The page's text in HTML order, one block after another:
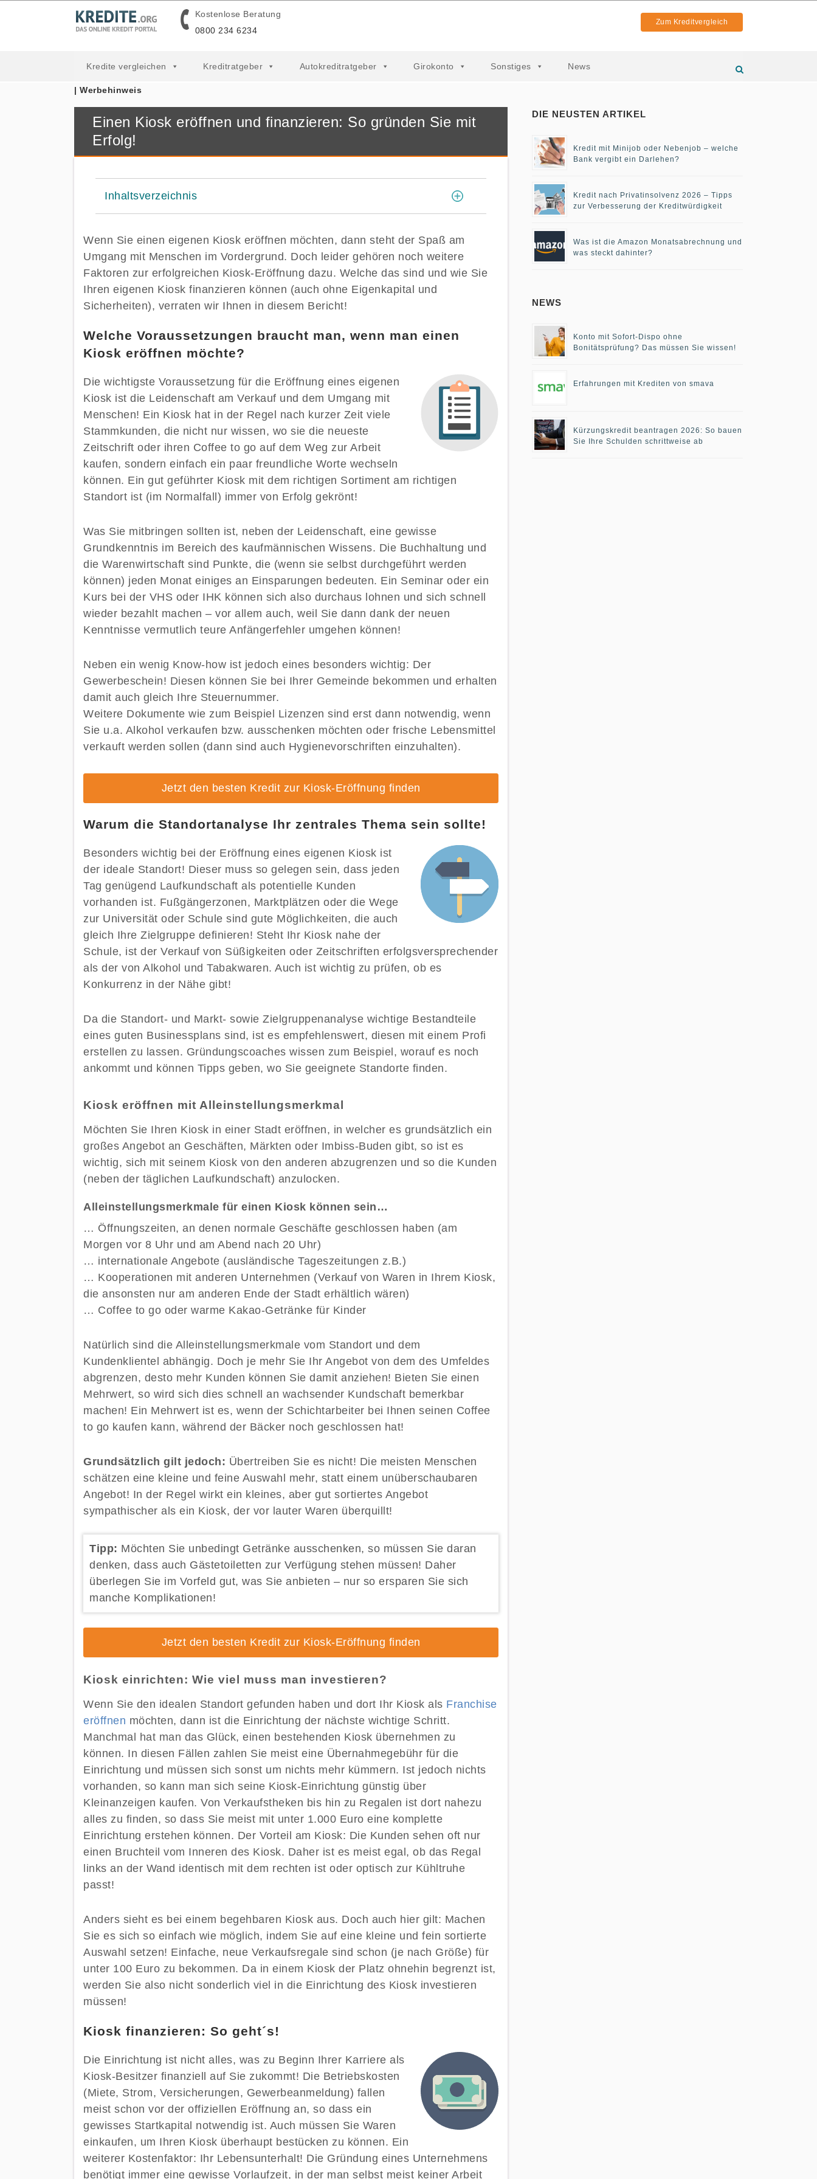
Kostenlose Beratung
0800 234 6234
Zum Kreditvergleich
Kredite vergleichen Kreditratgeber Autokreditratgeber Girokonto Sonstiges News
| Werbehinweis
Einen Kiosk eröffnen und finanzieren: So gründen Sie mit
Erfolg!
Inhaltsverzeichnis
Wenn Sie einen eigenen Kiosk eröffnen möchten, dann steht der Spaß am
Umgang mit Menschen im Vordergrund. Doch leider gehören noch weitere
Faktoren zur erfolgreichen Kiosk-Eröffnung dazu. Welche das sind und wie Sie
Ihren eigenen Kiosk finanzieren können (auch ohne Eigenkapital und
Sicherheiten), verraten wir Ihnen in diesem Bericht!
Welche Voraussetzungen braucht man, wenn man einen
Kiosk eröffnen möchte?
Die wichtigste Voraussetzung für die Eröffnung eines eigenen
Kiosk ist die Leidenschaft am Verkauf und dem Umgang mit
Menschen! Ein Kiosk hat in der Regel nach kurzer Zeit viele
Stammkunden, die nicht nur wissen, wo sie die neueste
Zeitschrift oder ihren Coffee to go auf dem Weg zur Arbeit
kaufen, sondern einfach ein paar freundliche Worte wechseln
können. Ein gut geführter Kiosk mit dem richtigen Sortiment am richtigen
Standort ist (im Normalfall) immer von Erfolg gekrönt!
Was Sie mitbringen sollten ist, neben der Leidenschaft, eine gewisse
Grundkenntnis im Bereich des kaufmännischen Wissens. Die Buchhaltung und
die Warenwirtschaft sind Punkte, die (wenn sie selbst durchgeführt werden
können) jeden Monat einiges an Einsparungen bedeuten. Ein Seminar oder ein
Kurs bei der VHS oder IHK können sich also durchaus lohnen und sich schnell
wieder bezahlt machen – vor allem auch, weil Sie dann dank der neuen
Kenntnisse vermutlich teure Anfängerfehler umgehen können!
Neben ein wenig Know-how ist jedoch eines besonders wichtig: Der
Gewerbeschein! Diesen können Sie bei Ihrer Gemeinde bekommen und erhalten
damit auch gleich Ihre Steuernummer.
Weitere Dokumente wie zum Beispiel Lizenzen sind erst dann notwendig, wenn
Sie u.a. Alkohol verkaufen bzw. ausschenken möchten oder frische Lebensmittel
verkauft werden sollen (dann sind auch Hygienevorschriften einzuhalten).
Jetzt den besten Kredit zur Kiosk-Eröffnung finden
Warum die Standortanalyse Ihr zentrales Thema sein sollte!
Besonders wichtig bei der Eröffnung eines eigenen Kiosk ist
der ideale Standort! Dieser muss so gelegen sein, dass jeden
Tag genügend Laufkundschaft als potentielle Kunden
vorhanden ist. Fußgängerzonen, Marktplätzen oder die Wege
zur Universität oder Schule sind gute Möglichkeiten, die auch
gleich Ihre Zielgruppe definieren! Steht Ihr Kiosk nahe der
Schule, ist der Verkauf von Süßigkeiten oder Zeitschriften erfolgsversprechender
als der von Alkohol und Tabakwaren. Auch ist wichtig zu prüfen, ob es
Konkurrenz in der Nähe gibt!
Da die Standort- und Markt- sowie Zielgruppenanalyse wichtige Bestandteile
eines guten Businessplans sind, ist es empfehlenswert, diesen mit einem Profi
erstellen zu lassen. Gründungscoaches wissen zum Beispiel, worauf es noch
ankommt und können Tipps geben, wo Sie geeignete Standorte finden.
Kiosk eröffnen mit Alleinstellungsmerkmal
Möchten Sie Ihren Kiosk in einer Stadt eröffnen, in welcher es grundsätzlich ein
großes Angebot an Geschäften, Märkten oder Imbiss-Buden gibt, so ist es
wichtig, sich mit seinem Kiosk von den anderen abzugrenzen und so die Kunden
(neben der täglichen Laufkundschaft) anzulocken.
Alleinstellungsmerkmale für einen Kiosk können sein…
… Öffnungszeiten, an denen normale Geschäfte geschlossen haben (am
Morgen vor 8 Uhr und am Abend nach 20 Uhr)
… internationale Angebote (ausländische Tageszeitungen z.B.)
… Kooperationen mit anderen Unternehmen (Verkauf von Waren in Ihrem Kiosk,
die ansonsten nur am anderen Ende der Stadt erhältlich wären)
… Coffee to go oder warme Kakao-Getränke für Kinder
Natürlich sind die Alleinstellungsmerkmale vom Standort und dem
Kundenklientel abhängig. Doch je mehr Sie Ihr Angebot von dem des Umfeldes
abgrenzen, desto mehr Kunden können Sie damit anziehen! Bieten Sie einen
Mehrwert, so wird sich dies schnell an wachsender Kundschaft bemerkbar
machen! Ein Mehrwert ist es, wenn der Schichtarbeiter bei Ihnen seinen Coffee
to go kaufen kann, während der Bäcker noch geschlossen hat!
Grundsätzlich gilt jedoch: Übertreiben Sie es nicht! Die meisten Menschen
schätzen eine kleine und feine Auswahl mehr, statt einem unüberschaubaren
Angebot! In der Regel wirkt ein kleines, aber gut sortiertes Angebot
sympathischer als ein Kiosk, der vor lauter Waren überquillt!
Tipp: Möchten Sie unbedingt Getränke ausschenken, so müssen Sie daran
denken, dass auch Gästetoiletten zur Verfügung stehen müssen! Daher
überlegen Sie im Vorfeld gut, was Sie anbieten – nur so ersparen Sie sich
manche Komplikationen!
Jetzt den besten Kredit zur Kiosk-Eröffnung finden
Kiosk einrichten: Wie viel muss man investieren?
Wenn Sie den idealen Standort gefunden haben und dort Ihr Kiosk als Franchise
eröffnen möchten, dann ist die Einrichtung der nächste wichtige Schritt.
Manchmal hat man das Glück, einen bestehenden Kiosk übernehmen zu
können. In diesen Fällen zahlen Sie meist eine Übernahmegebühr für die
Einrichtung und müssen sich sonst um nichts mehr kümmern. Ist jedoch nichts
vorhanden, so kann man sich seine Kiosk-Einrichtung günstig über
Kleinanzeigen kaufen. Von Verkaufstheken bis hin zu Regalen ist dort nahezu
alles zu finden, so dass Sie meist mit unter 1.000 Euro eine komplette
Einrichtung erstehen können. Der Vorteil am Kiosk: Die Kunden sehen oft nur
einen Bruchteil vom Inneren des Kiosk. Daher ist es meist egal, ob das Regal
links an der Wand identisch mit dem rechten ist oder optisch zur Kühltruhe
passt!
Anders sieht es bei einem begehbaren Kiosk aus. Doch auch hier gilt: Machen
Sie es sich so einfach wie möglich, indem Sie auf eine kleine und fein sortierte
Auswahl setzen! Einfache, neue Verkaufsregale sind schon (je nach Größe) für
unter 100 Euro zu bekommen. Da in einem Kiosk der Platz ohnehin begrenzt ist,
werden Sie also nicht sonderlich viel in die Einrichtung des Kiosk investieren
müssen!
Kiosk finanzieren: So geht´s!
Die Einrichtung ist nicht alles, was zu Beginn Ihrer Karriere als
Kiosk-Besitzer finanziell auf Sie zukommt! Die Betriebskosten
(Miete, Strom, Versicherungen, Gewerbeanmeldung) fallen
meist schon vor der offiziellen Eröffnung an, so dass ein
gewisses Startkapital notwendig ist. Auch müssen Sie Waren
einkaufen, um Ihren Kiosk überhaupt bestücken zu können. Ein
weiterer Kostenfaktor: Ihr Lebensunterhalt! Die Gründung eines Unternehmens
benötigt immer eine gewisse Vorlaufzeit, in der man selbst meist keiner Arbeit
DIE NEUSTEN ARTIKEL
Kredit mit Minijob oder Nebenjob – welche
Bank vergibt ein Darlehen?
Kredit nach Privatinsolvenz 2026 – Tipps
zur Verbesserung der Kreditwürdigkeit
Was ist die Amazon Monatsabrechnung und
was steckt dahinter?
NEWS
Konto mit Sofort-Dispo ohne
Bonitätsprüfung? Das müssen Sie wissen!
Erfahrungen mit Krediten von smava
Kürzungskredit beantragen 2026: So bauen
Sie Ihre Schulden schrittweise ab